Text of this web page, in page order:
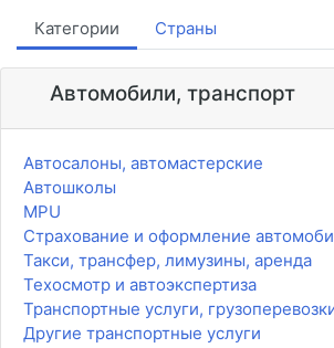
Категории Страны
Автомобили, транспорт
Автосалоны, автомастерские
Автошколы
MPU
Страхование и оформление
Такси, трансфер, лимузины, аренда
Техосмотр и автоэкспертиза
Транспортные услуги,
Другие транспортные услуги